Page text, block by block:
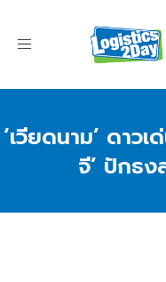
Toggle
‘เวียดนาม’ ดาว
จี’ ปักธ